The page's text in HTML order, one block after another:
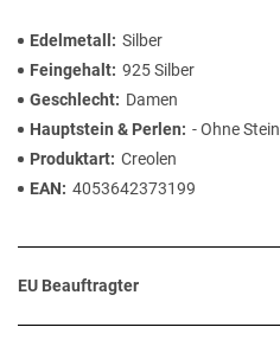
Edelmetall
Silber
Feingehalt 925 Silber
Geschlecht
Damen
Hauptstein & Perlen
- Ohne Stein
Produktart Creolen
EAN
4053642373199
EU Beauftragter